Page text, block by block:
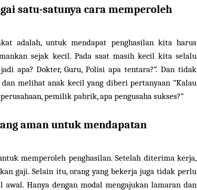
satu-satunya cara memperoleh
adalah, untuk mendapat penghasilan kita harus
sejak kecil. Pada saat masih kecil kita selalu
apa? Dokter, Guru, Polisi apa tentara?”. Dan tidak
melihat anak kecil yang diberi pertanyaan “Kalau
pemilik pabrik, apa pengusaha sukses?”
aman untuk mendapatan
memperoleh penghasilan. Setelah diterima kerja,
gaji. Selain itu, orang yang bekerja juga tidak perlu
awal. Hanya dengan modal mengajukan lamaran dan